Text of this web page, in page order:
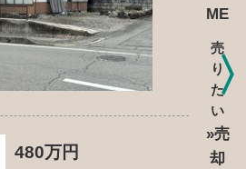
480万円
ME
売
り
た
い
»売
却